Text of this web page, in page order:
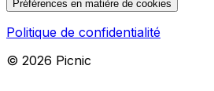
Préférences en matière de cookies
Politique de confidentialité
© 2026 Picnic